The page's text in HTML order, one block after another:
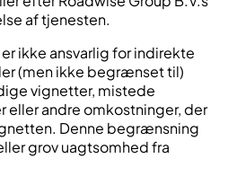
af tjenesten.
ikke ansvarlig for indirekte
(men ikke begrænset til)
vignetter, mistede
eller andre omkostninger, der
Denne begrænsning
grov uagtsomhed fra